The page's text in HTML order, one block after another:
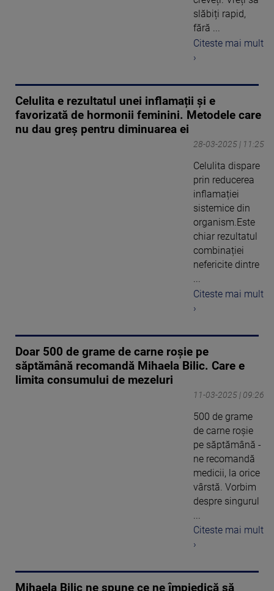
slăbiți rapid,
fără ...
Citeste mai mult
›
Celulita e rezultatul unei inflamații și e
favorizată de hormonii feminini. Metodele care
nu dau greș pentru diminuarea ei
28-03-2025 | 11:25
Celulita dispare
prin reducerea
inflamației
sistemice din
organism.Este
chiar rezultatul
combinației
nefericite dintre
...
Citeste mai mult
›
Doar 500 de grame de carne roșie pe
săptămână recomandă Mihaela Bilic. Care e
limita consumului de mezeluri
11-03-2025 | 09:26
500 de grame
de carne roșie
pe săptămână -
ne recomandă
medicii, la orice
vârstă. Vorbim
despre singurul
Citeste mai mult
›
Mihaela Bilic ne spune ce ne împiedică să